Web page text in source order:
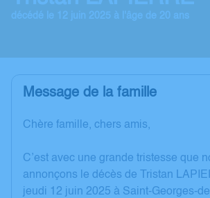
décédé le 12 juin 2025 à l'âge de 20 ans
Message de la famille
Chère famille, chers amis,
C’est avec une grande tristesse que
annonçons le décès de Tristan
jeudi 12 juin 2025 à Saint-Georges-